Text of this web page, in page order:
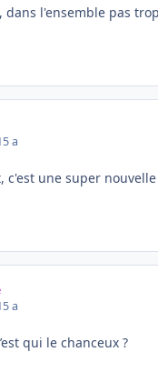
l'ensemble pas
5 a
c'est une super
5 a
qui le chanceux ?